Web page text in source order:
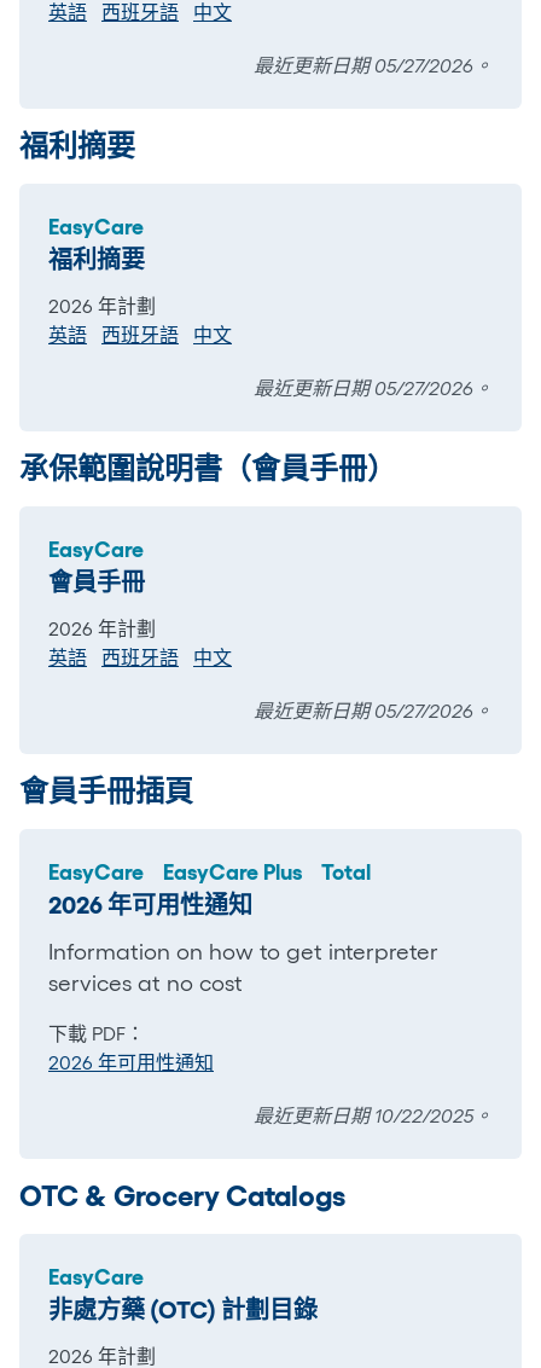
英語
西班牙語 中文
最近更新日期 05/27/2026。
福利摘要
EasyCare
福利摘要
2026 年計劃
英語
西班牙語 中文
最近更新日期 05/27/2026。
承保範圍說明書（會員手冊）
EasyCare
會員手冊
2026 年計劃
英語
西班牙語 中文
最近更新日期 05/27/2026。
會員手冊插頁
EasyCare EasyCare Plus Total
2026 年可用性通知
Information on how to get interpreter
services at no cost
下載 PDF：
2026 年可用性通知
最近更新日期 10/22/2025。
OTC & Grocery Catalogs
EasyCare
非處方藥 (OTC) 計劃目錄
2026 年計劃